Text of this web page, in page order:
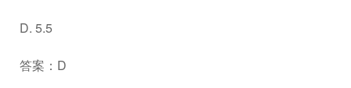
D. 5.5
答案：D